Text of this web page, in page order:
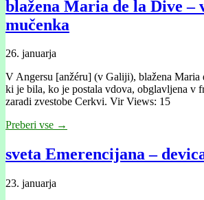
blažena Maria de la Dive –
mučenka
26. januarja
V Angersu [anžéru] (v Galiji), blažena Maria
ki je bila, ko je postala vdova, obglavljena v
zaradi zvestobe Cerkvi. Vir Views: 15
Preberi vse →
sveta Emerencijana –
23. januarja